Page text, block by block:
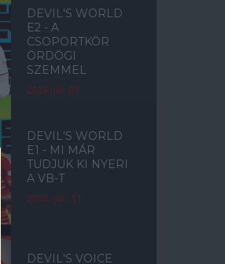
DEVIL'S WORLD
E2 - A
CSOPORTKÖR
ÖRDÖGI
SZEMMEL
2026. júl. 05.
DEVIL'S WORLD
E1 - MI MÁR
TUDJUK KI NYERI
A VB-T
2026. jún. 11.
DEVIL'S VOICE